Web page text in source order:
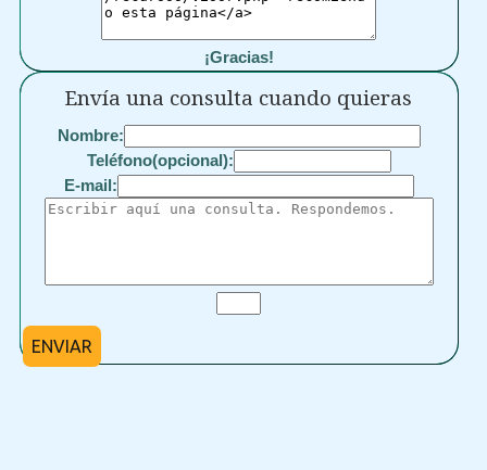
¡Gracias!
Envía una consulta cuando quieras
Nombre:
Teléfono(opcional):
E-mail:
ENVIAR